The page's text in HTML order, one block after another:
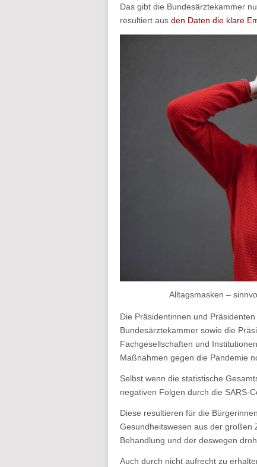
Das gibt die Bundesärztekammer
resultiert aus den Daten die klare
Alltagsmasken –
Die Präsidentinnen und
Bundesärztekammer sowie die
Fachgesellschaften und
Maßnahmen gegen die Pandemie
Selbst wenn die statistische
negativen Folgen durch die SARS-
Diese resultieren für die
Gesundheitswesen aus der großen
Behandlung und der deswegen
Auch durch nicht aufrecht zu